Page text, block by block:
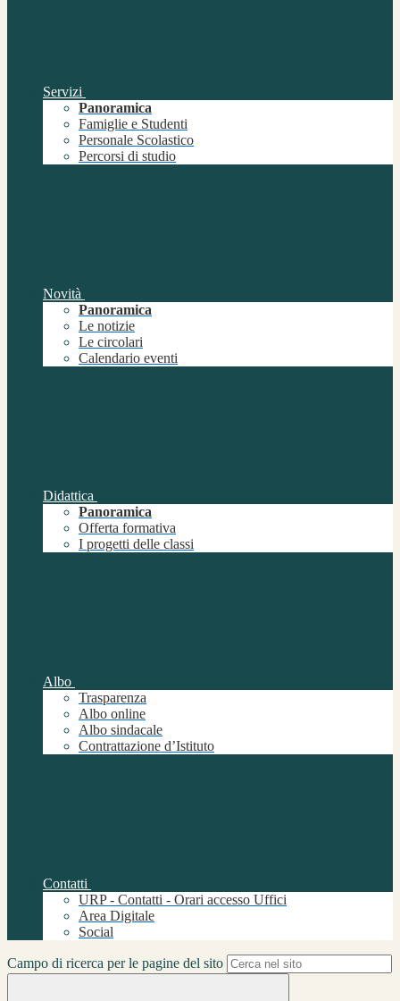
Servizi
Panoramica
Famiglie e Studenti
Personale Scolastico
Percorsi di studio
Novità
Panoramica
Le notizie
Le circolari
Calendario eventi
Didattica
Panoramica
Offerta formativa
I progetti delle classi
Albo
Trasparenza
Albo online
Albo sindacale
Contrattazione d’Istituto
Contatti
URP - Contatti - Orari accesso Uffici
Area Digitale
Social
Campo di ricerca per le pagine del sito